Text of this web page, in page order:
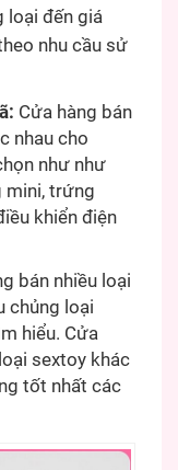
loại đến giá
nhu cầu sử
Cửa hàng bán
nhau cho
như như
mini, trứng
khiển điện
bán nhiều loại
chủng loại
hiểu. Cửa
sextoy khác
tốt nhất các